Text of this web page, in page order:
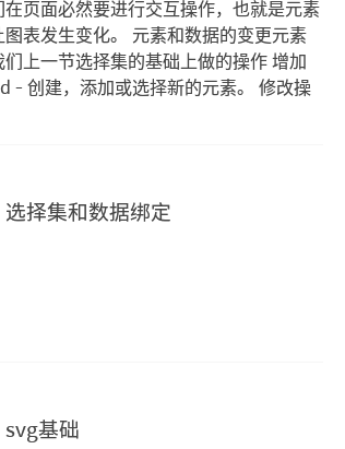
页面必然要进行交互操作，也就是元素
表发生变化。 元素和数据的变更元素
上一节选择集的基础上做的操作 增加
- 创建，添加或选择新的元素。 修改操
择集和数据绑定
基础